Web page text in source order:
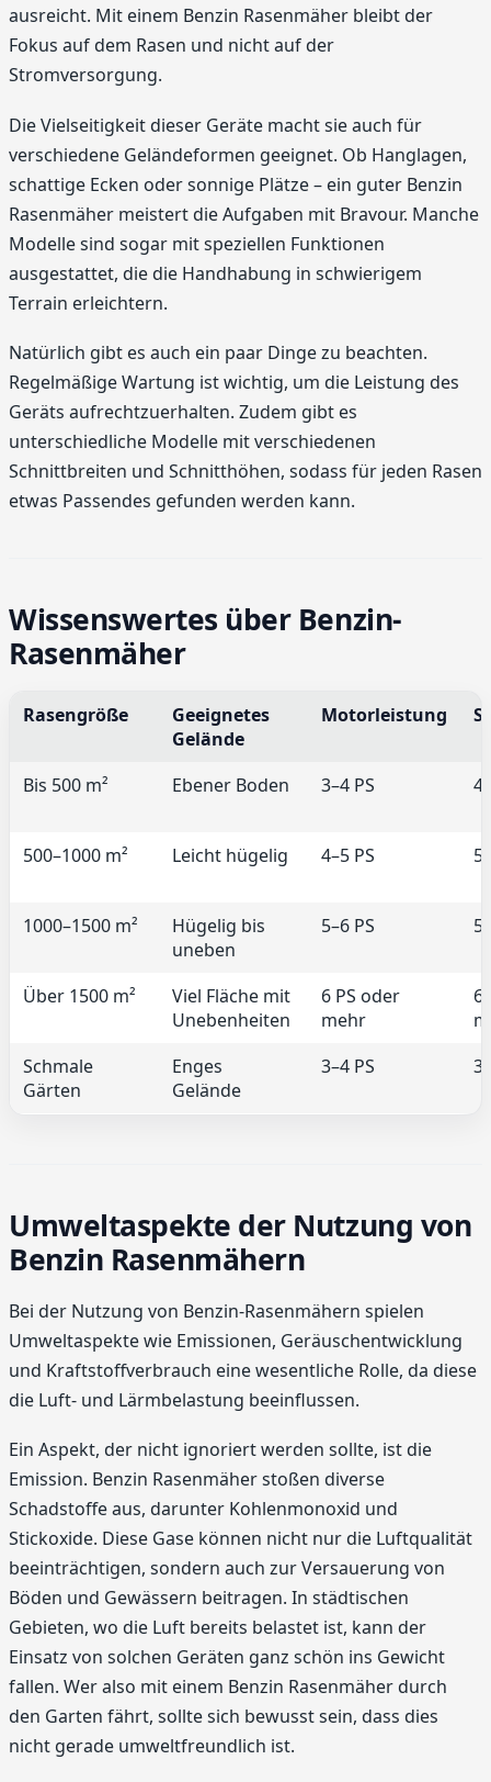
ausreicht. Mit einem Benzin Rasenmäher bleibt der
Fokus auf dem Rasen und nicht auf der
Stromversorgung.
Die Vielseitigkeit dieser Geräte macht sie auch für
verschiedene Geländeformen geeignet. Ob Hanglagen,
schattige Ecken oder sonnige Plätze – ein guter Benzin
Rasenmäher meistert die Aufgaben mit Bravour. Manche
Modelle sind sogar mit speziellen Funktionen
ausgestattet, die die Handhabung in schwierigem
Terrain erleichtern.
Natürlich gibt es auch ein paar Dinge zu beachten.
Regelmäßige Wartung ist wichtig, um die Leistung des
Geräts aufrechtzuerhalten. Zudem gibt es
unterschiedliche Modelle mit verschiedenen
Schnittbreiten und Schnitthöhen, sodass für jeden Rasen
etwas Passendes gefunden werden kann.
Wissenswertes über Benzin-
Rasenmäher
Rasengröße
Geeignetes
Gelände
Motorleistung
Bis 500 m² Ebener Boden 3–4 PS
500–1000 m² Leicht hügelig 4–5 PS
1000–1500 m²
Hügelig bis
uneben
5–6 PS
Über 1500 m²
Viel Fläche mit
Unebenheiten
6 PS oder
mehr
Schmale
Gärten
Enges
Gelände
3–4 PS
Umweltaspekte der Nutzung von
Benzin Rasenmähern
Bei der Nutzung von Benzin-Rasenmähern spielen
Umweltaspekte wie Emissionen, Geräuschentwicklung
und Kraftstoffverbrauch eine wesentliche Rolle, da diese
die Luft- und Lärmbelastung beeinflussen.
Ein Aspekt, der nicht ignoriert werden sollte, ist die
Emission. Benzin Rasenmäher stoßen diverse
Schadstoffe aus, darunter Kohlenmonoxid und
Stickoxide. Diese Gase können nicht nur die Luftqualität
beeinträchtigen, sondern auch zur Versauerung von
Böden und Gewässern beitragen. In städtischen
Gebieten, wo die Luft bereits belastet ist, kann der
Einsatz von solchen Geräten ganz schön ins Gewicht
fallen. Wer also mit einem Benzin Rasenmäher durch
den Garten fährt, sollte sich bewusst sein, dass dies
nicht gerade umweltfreundlich ist.